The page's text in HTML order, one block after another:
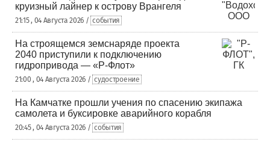
круизный лайнер к острову Врангеля
21:15 , 04 Августа 2026 / события
На строящемся земснаряде проекта
2040 приступили к подключению
гидропривода — «Р-Флот»
21:00 , 04 Августа 2026 / судостроение
На Камчатке прошли учения по спасению экипажа
самолета и буксировке аварийного корабля
20:45 , 04 Августа 2026 / события